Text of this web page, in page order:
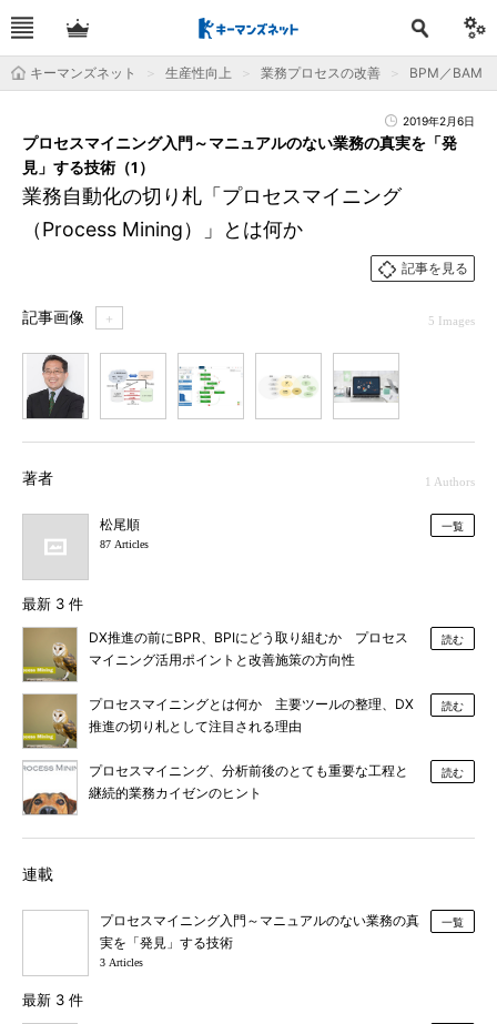
キーマンズネット 生産性向上 業務プロセスの改善 BPM／BAM
2019年2月6日
業務自動化の切り札「プロセスマイニング
（Process Mining）」とは何か
プロセスマイニング入門～マニュアルのない業務の真実を「発
見」する技術（1）
記事を見る
記事画像 ＋ 5 Images
著者 1 Authors
松尾順
87 Articles
一覧
最新 3 件
DX推進の前にBPR、BPIにどう取り組むか プロセス
マイニング活用ポイントと改善施策の方向性
読む
プロセスマイニングとは何か 主要ツールの整理、DX
推進の切り札として注目される理由
読む
プロセスマイニング、分析前後のとても重要な工程と
継続的業務カイゼンのヒント
読む
連載
プロセスマイニング入門～マニュアルのない業務の真
実を「発見」する技術
3 Articles
一覧
最新 3 件